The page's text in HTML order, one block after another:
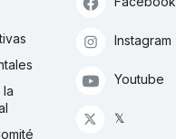
Instagram
Youtube
𝕏